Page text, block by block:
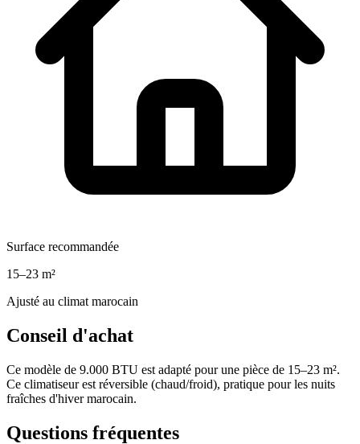
Surface recommandée
15–23 m²
Ajusté au climat marocain
Conseil d'achat
Ce modèle de 9.000 BTU est adapté pour une pièce de 15–23 m².
Ce climatiseur est réversible (chaud/froid), pratique pour les nuits
fraîches d'hiver marocain.
Questions fréquentes